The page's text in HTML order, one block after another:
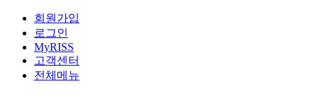
회원가입
로그인
MyRISS
고객센터
전체메뉴